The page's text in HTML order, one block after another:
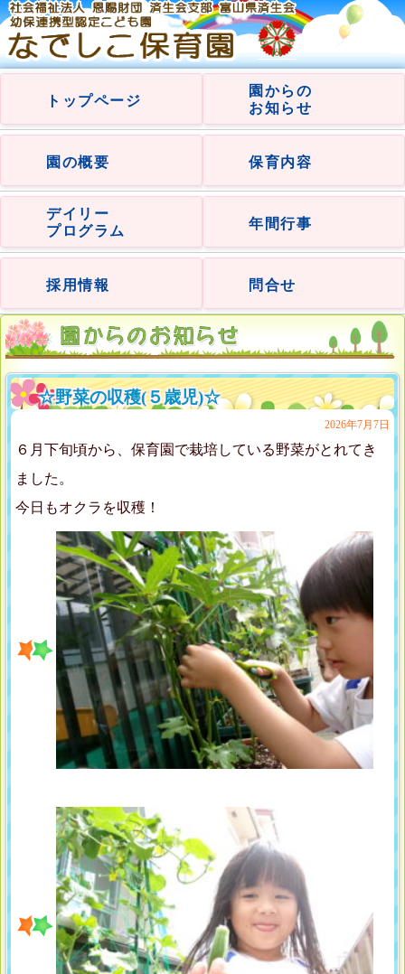
トップページ
園からの
お知らせ
園の概要 保育内容
デイリー
プログラム
年間行事
採用情報 問合せ
☆野菜の収穫(５歳児)☆
2026年7月7日
６月下旬頃から、保育園で栽培している野菜がとれてき
ました。
今日もオクラを収穫！